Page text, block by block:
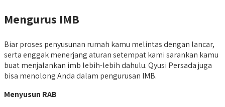
Mengurus IMB
Biar proses penyusunan rumah kamu melintas dengan lancar,
serta enggak menerjang aturan setempat kami sarankan kamu
buat menjalankan imb lebih-lebih dahulu. Qyusi Persada juga
bisa menolong Anda dalam pengurusan IMB.
Menyusun RAB